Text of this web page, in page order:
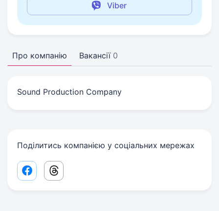
Viber
Про компанію Вакансії 0
Sound Production Company
Поділитись компанією у соціальних мережах
Facebook share link
Threads share link